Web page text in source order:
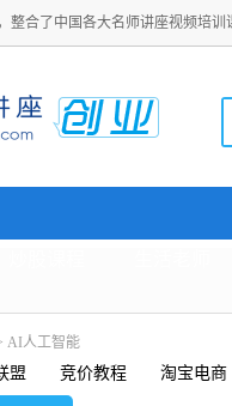
整合了中国各大名师讲座视频培
AI人工智能
盟 竞价教程 淘宝电商